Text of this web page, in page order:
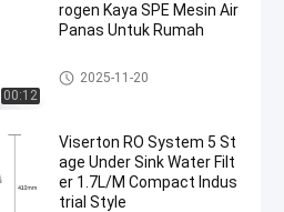
00:12
rogen Kaya SPE Mesin Air
Panas Untuk Rumah
Dispenser Penjernih Air
2025-11-20
Viserton RO System 5 St
age Under Sink Water Filt
er 1.7L/M Compact Indus
trial Style